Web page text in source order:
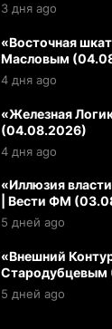
3 дня ago
«Восточная
Масловым
4 дня ago
«Железная
(04.08.2026)
4 дня ago
«Иллюзия
| Вести ФМ
5 дней ago
«Внешний
Стародубцевым
5 дней ago